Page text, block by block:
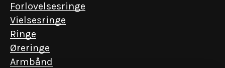
Forlovelsesringe
Vielsesringe
Ringe
Øreringe
Armbånd